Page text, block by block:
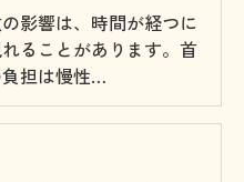
影響は、時間が経つに
ることがあります。首
担は慢性…